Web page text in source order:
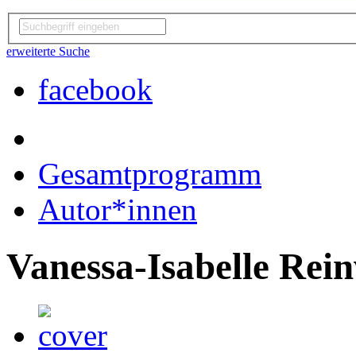
erweiterte Suche
facebook
Gesamtprogramm
Autor*innen
Vanessa-Isabelle